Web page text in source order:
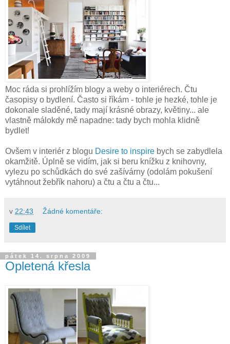
Moc ráda si prohlížím blogy a weby o interiérech. Čtu
časopisy o bydlení. Často si říkám - tohle je hezké, tohle je
dokonale sladěné, tady mají krásné obrazy, květiny... ale
vlastně málokdy mě napadne: tady bych mohla klidně
bydlet!
Ovšem v interiér z blogu Desire to inspire bych se zabydlela
okamžitě. Úplně se vidím, jak si beru knížku z knihovny,
vylezu po schůdkách do své zašívárny (odolám pokušení
vytáhnout žebřík nahoru) a čtu a čtu a čtu...
v 22:43 Žádné komentáře:
Sdílet
pátek 14. srpna 2009
Opletená křesla